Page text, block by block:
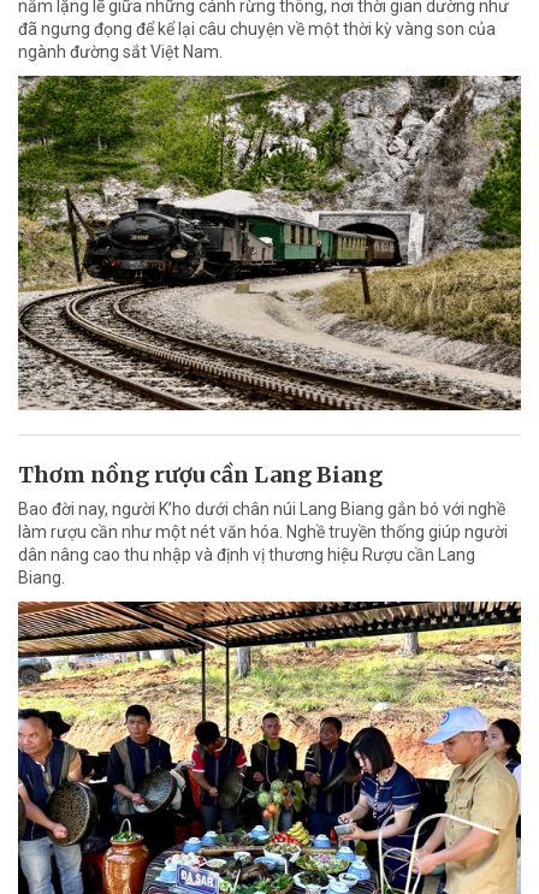
nằm lặng lẽ giữa những cánh rừng thông, nơi thời gian dường như
đã ngưng đọng để kể lại câu chuyện về một thời kỳ vàng son của
ngành đường sắt Việt Nam.
Thơm nồng rượu cần Lang Biang
Bao đời nay, người K’ho dưới chân núi Lang Biang gắn bó với nghề
làm rượu cần như một nét văn hóa. Nghề truyền thống giúp người
dân nâng cao thu nhập và định vị thương hiệu Rượu cần Lang
Biang.